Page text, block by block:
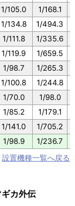
1/105.0 1/168.1
1/134.8 1/494.3
1/111.8 1/335.6
1/119.9 1/659.5
1/98.7 1/265.3
1/100.8 1/244.8
1/70.0 1/98.0
1/85.2 1/179.1
1/141.0 1/705.2
1/98.9 1/236.7
設置機種一覧へ戻る
カ外伝